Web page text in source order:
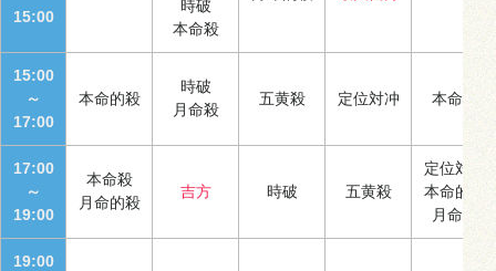
15:00
時破
本命殺
15:00
～
17:00
本命的殺
時破
月命殺
五黄殺 定位対冲 本命殺
17:00
～
19:00
本命殺
月命的殺
吉方 時破 五黄殺
定位対冲
本命的殺
月命殺
19:00